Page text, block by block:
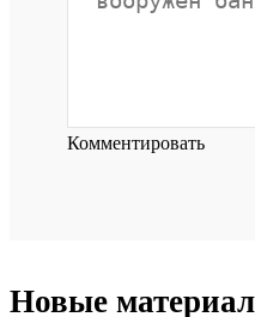
Комментировать
Новые